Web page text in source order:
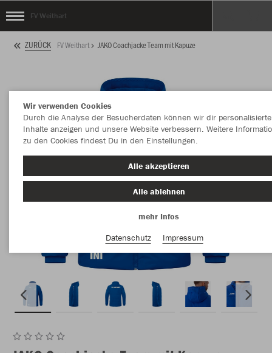
FV Weithart
ZURÜCK FV Weithart JAKO Coachjacke Team mit Kapuze
Wir verwenden Cookies
Durch die Analyse der Besucherdaten können wir dir personalisierte
Inhalte anzeigen und unsere Website verbessern. Weitere
zu den Cookies findest Du in den Einstellungen.
Alle akzeptieren
Alle ablehnen
mehr Infos
Datenschutz
Impressum